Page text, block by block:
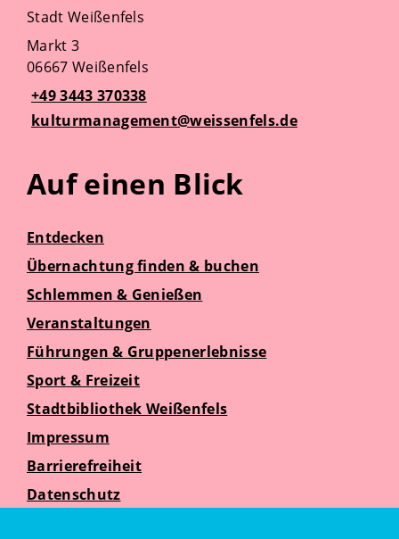
Stadt Weißenfels
Markt 3
06667 Weißenfels
+49 3443 370338
kulturmanagement@weissenfels.de
Auf einen Blick
Entdecken
Übernachtung finden & buchen
Schlemmen & Genießen
Veranstaltungen
Führungen & Gruppenerlebnisse
Sport & Freizeit
Stadtbibliothek Weißenfels
Impressum
Barrierefreiheit
Datenschutz